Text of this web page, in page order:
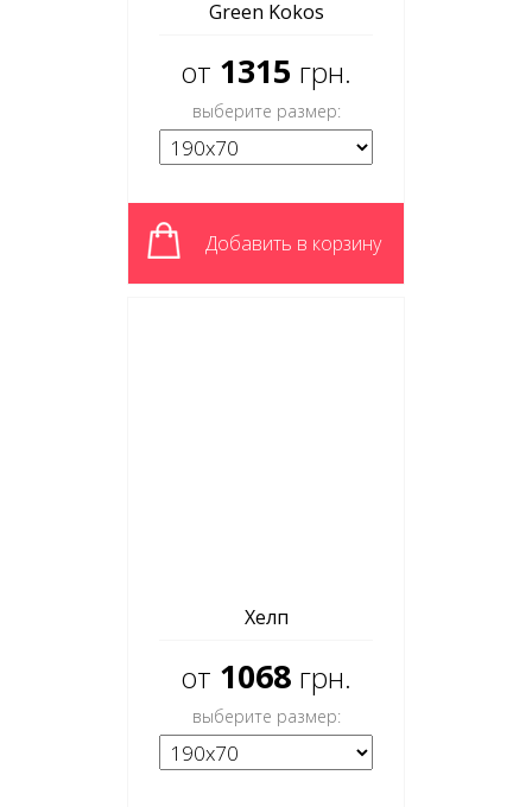
Green Kokos
от 1315 грн.
выберите размер:
Добавить в корзину
Хелп
от 1068 грн.
выберите размер: